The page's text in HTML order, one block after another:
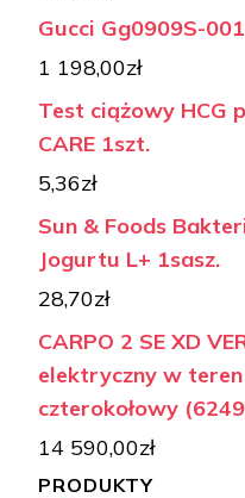
Gucci Gg0909S-001
1 198,00zł
Test ciążowy HCG
CARE 1szt.
5,36zł
Sun & Foods
Jogurtu L+ 1sasz.
28,70zł
CARPO 2 SE XD
elektryczny w
czterokołowy
14 590,00zł
PRODUKTY